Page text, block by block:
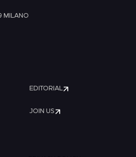
MILANO
EDITORIAL
JOIN US